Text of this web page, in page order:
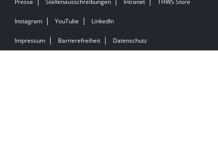
Presse Stellenausschreibungen Intranet THWS Store
Instagram YouTube LinkedIn
Impressum Barrierefreiheit Datenschutz